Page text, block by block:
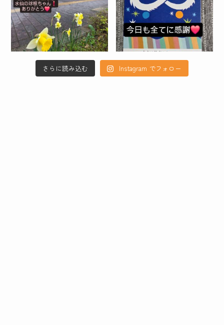
さらに読み込む Instagram でフォロー